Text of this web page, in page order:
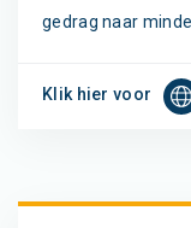
gedrag naar
Klik hier voor